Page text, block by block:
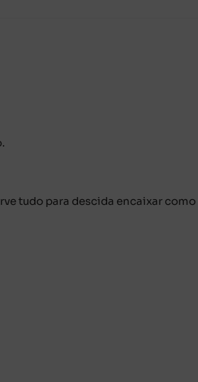
tudo para descida encaixar como